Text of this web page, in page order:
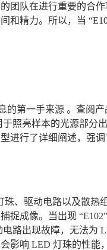
团队在进行重要的合
和精力。所以，当
的第一手来源 。查阅
照亮样本的光源部分
进行了详细阐述，强
、驱动电路以及散热
成像。当出现
路出现故障，无法为
影响 LED 灯珠的性能